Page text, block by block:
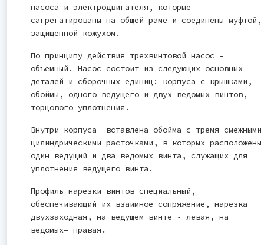
насоса и электродвигателя, которые
сагрегатированы на общей раме и соединены муфтой,
защищенной кожухом.
По принципу действия трехвинтовой насос –
объемный. Насос состоит из следующих основных
деталей и сборочных единиц: корпуса с крышками,
обоймы, одного ведущего и двух ведомых винтов,
торцового уплотнения.
Внутри корпуса вставлена обойма с тремя смежными
цилиндрическими расточками, в которых расположены
один ведущий и два ведомых винта, служащих для
уплотнения ведущего винта.
Профиль нарезки винтов специальный,
обеспечивающий их взаимное сопряжение, нарезка
двухзаходная, на ведущем винте ‑ левая, на
ведомых– правая.